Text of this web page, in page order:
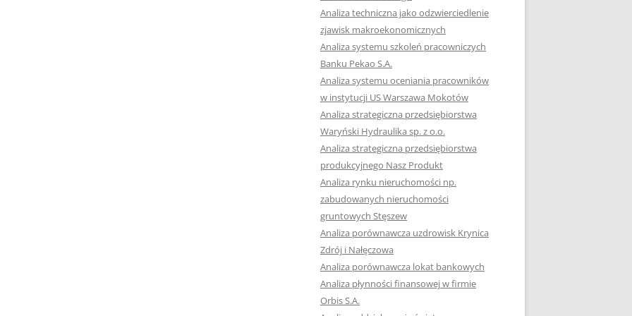
NAPISAĆ PRACĘ DYPLOMOWĄ
JAK PRZYGOTOWAĆ SIĘ DO
USTNEGO EGZAMINU
DYPLOMOWEGO?
HIPOTEZY W PRACACH
DYPLOMOWYCH
JAK PRZYGOTOWAĆ SIĘ DO
OBRONY PRACY DYPLOMOWEJ
Analiza techniczna jako odzwierciedlenie
zjawisk makroekonomicznych
Analiza systemu szkoleń pracowniczych
Banku Pekao S.A.
Analiza systemu oceniania pracowników
w instytucji US Warszawa Mokotów
Analiza strategiczna przedsiębiorstwa
Waryński Hydraulika sp. z o.o.
Analiza strategiczna przedsiębiorstwa
produkcyjnego Nasz Produkt
Analiza rynku nieruchomości np.
zabudowanych nieruchomości
gruntowych Stęszew
Analiza porównawcza uzdrowisk Krynica
Zdrój i Nałęczowa
Analiza porównawcza lokat bankowych
Analiza płynności finansowej w firmie
Orbis S.A.